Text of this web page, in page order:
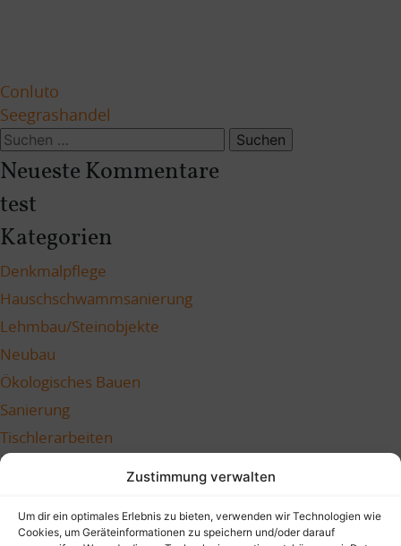
Zustimmung verwalten
Um dir ein optimales Erlebnis zu bieten, verwenden wir Technologien wie
Cookies, um Geräteinformationen zu speichern und/oder darauf
Beitragsnavigation
Conluto
Seegrashandel
Suchen
nach:
Neueste Kommentare
test
Kategorien
Denkmalpflege
Hauschschwammsanierung
Lehmbau/Steinobjekte
Neubau
Ökologisches Bauen
Sanierung
Tischlerarbeiten
Meta
Eintrags-Feed